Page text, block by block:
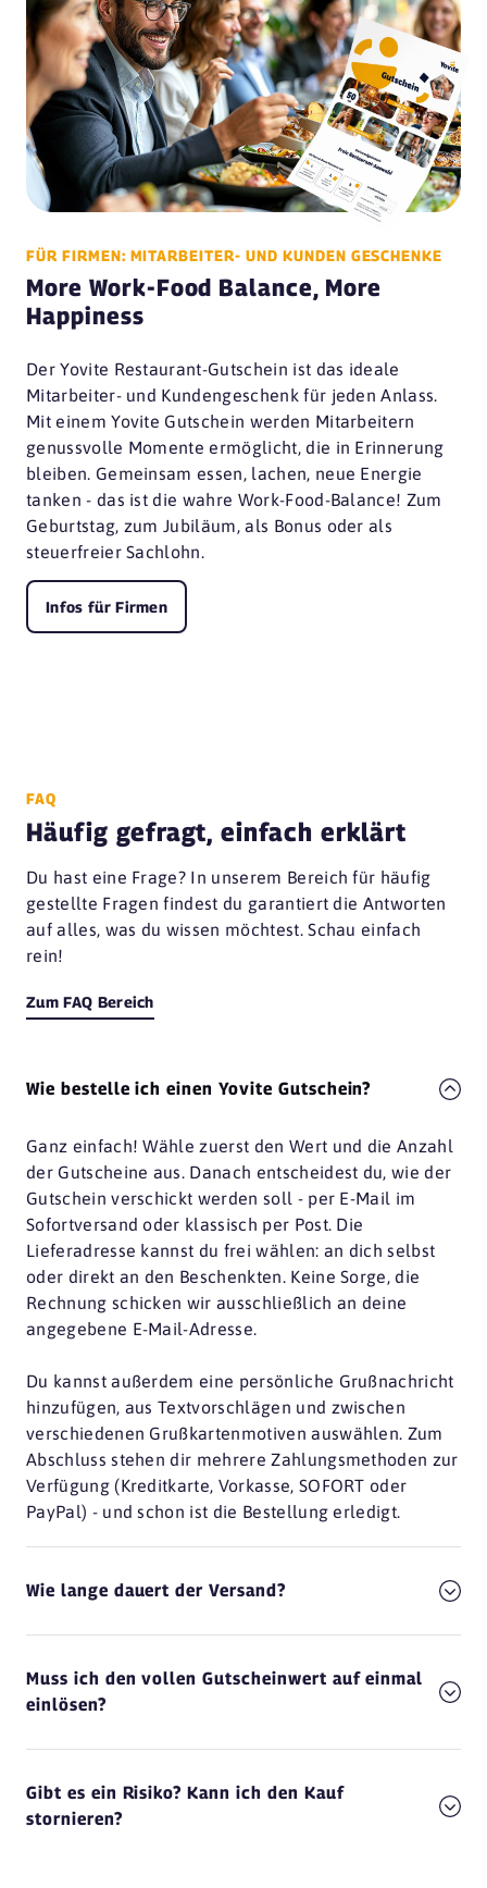
FÜR FIRMEN: MITARBEITER- UND KUNDEN GESCHENKE
More Work-Food Balance, More
Happiness
Der Yovite Restaurant-Gutschein ist das ideale
Mitarbeiter- und Kundengeschenk für jeden Anlass.
Mit einem Yovite Gutschein werden Mitarbeitern
genussvolle Momente ermöglicht, die in Erinnerung
bleiben. Gemeinsam essen, lachen, neue Energie
tanken - das ist die wahre Work-Food-Balance! Zum
Geburtstag, zum Jubiläum, als Bonus oder als
steuerfreier Sachlohn.
Infos für Firmen
FAQ
Häufig gefragt, einfach erklärt
Du hast eine Frage? In unserem Bereich für häufig
gestellte Fragen findest du garantiert die Antworten
auf alles, was du wissen möchtest. Schau einfach
rein!
Zum FAQ Bereich
Wie bestelle ich einen Yovite Gutschein?
Ganz einfach! Wähle zuerst den Wert und die Anzahl
der Gutscheine aus. Danach entscheidest du, wie der
Gutschein verschickt werden soll - per E-Mail im
Sofortversand oder klassisch per Post. Die
Lieferadresse kannst du frei wählen: an dich selbst
oder direkt an den Beschenkten. Keine Sorge, die
Rechnung schicken wir ausschließlich an deine
angegebene E-Mail-Adresse.
Du kannst außerdem eine persönliche Grußnachricht
hinzufügen, aus Textvorschlägen und zwischen
verschiedenen Grußkartenmotiven auswählen. Zum
Abschluss stehen dir mehrere Zahlungsmethoden zur
Verfügung (Kreditkarte, Vorkasse, SOFORT oder
PayPal) - und schon ist die Bestellung erledigt.
Wie lange dauert der Versand?
Muss ich den vollen Gutscheinwert auf einmal
einlösen?
Gibt es ein Risiko? Kann ich den Kauf
stornieren?